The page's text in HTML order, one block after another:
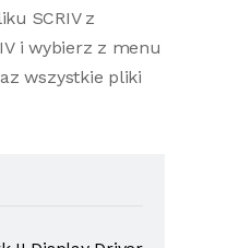
SCRIV z
i wybierz z menu
wszystkie pliki